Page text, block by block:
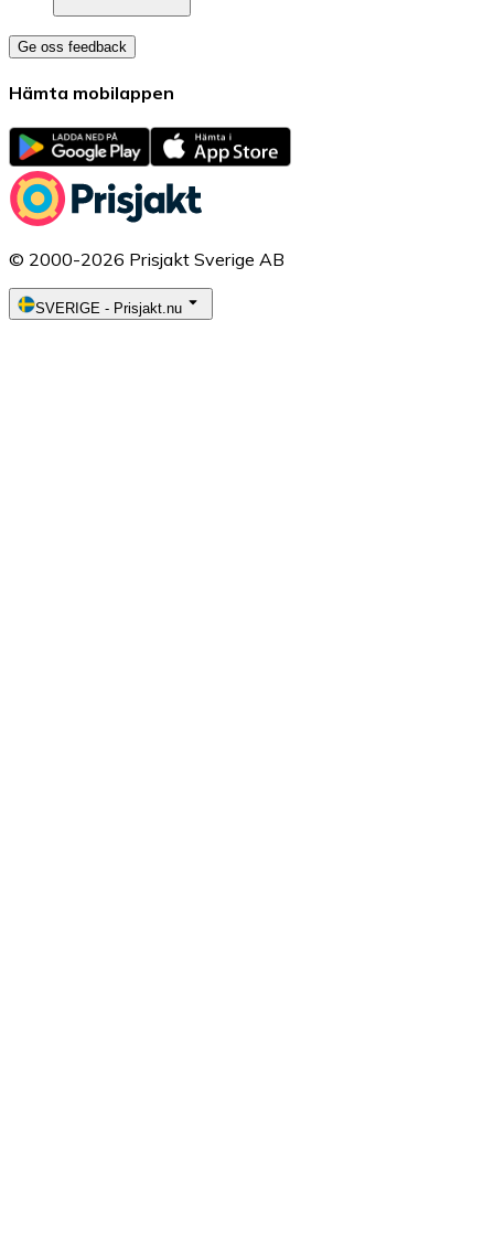
Ge oss feedback
Hämta mobilappen
© 2000-2026 Prisjakt Sverige AB
SVERIGE - Prisjakt.nu